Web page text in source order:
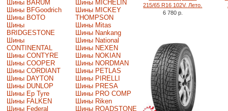
Шины BARUM
Шины BFGoodrich
Шины BOTO
Шины
BRIDGESTONE
Шины
CONTINENTAL
Шины CONTYRE
Шины COOPER
Шины CORDIANT
Шины DAYTON
Шины DUNLOP
Шины Ep Tyre
Шины FALKEN
Шины Federal
Шины MICHELIN
Шины MICKEY
THOMPSON
Шины Mitas
Шины Nankang
Шины National
Шины NEXEN
Шины NOKIAN
Шины NORDMAN
Шины PETLAS
Шины PIRELLI
Шины PRESA
Шины PRO COMP
Шины Riken
Шины ROADSTONE
215/65 R16 102V. Лето.
6 780 р.